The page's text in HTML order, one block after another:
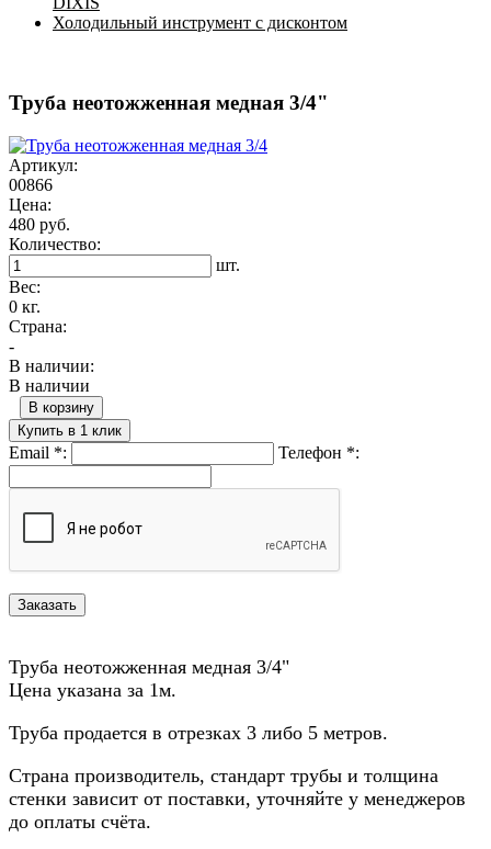
Холодильный инструмент с дисконтом
Труба неотожженная медная 3/4"
Артикул:
00866
Цена:
480 руб.
Количество:
шт.
Вес:
0 кг.
Страна:
-
В наличии:
В наличии
В корзину
Купить в 1 клик
Email *: Телефон *:
Труба неотожженная медная 3/4"
Цена указана за 1м.
Труба продается в отрезках 3 либо 5 метров.
Страна производитель, стандарт трубы и толщина
стенки зависит от поставки, уточняйте у менеджеров
до оплаты счёта.